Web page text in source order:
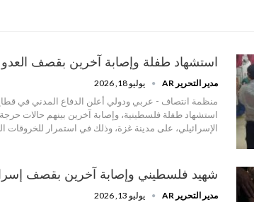
استشهاد طفلة وإصابة آخرين بقصف العدو
مدير التحرير AR يوليو 18, 2026
منظمة انتصاف - عربي ودولي أعلن الدفاع المدني في
استشهاد طفلة فلسطينية، وإصابة آخرين بينهم حالات
الإسرائيلي، على مدينة غزة، وذلك في استمرار للخروقات
شهيد فلسطيني وإصابة آخرين بقصف
مدير التحرير AR يوليو 13, 2026